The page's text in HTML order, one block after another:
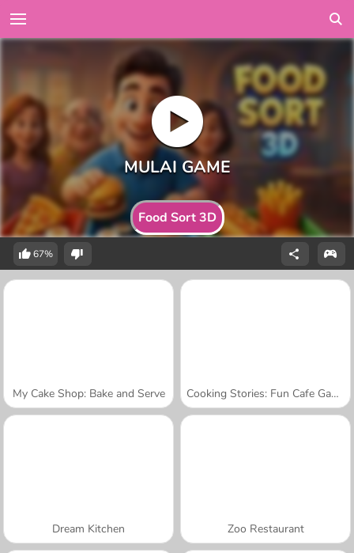
Food Sort 3D
67%
My Cake Shop: Bake and Serve Cooking Stories: Fun Cafe Game
Dream Kitchen Zoo Restaurant